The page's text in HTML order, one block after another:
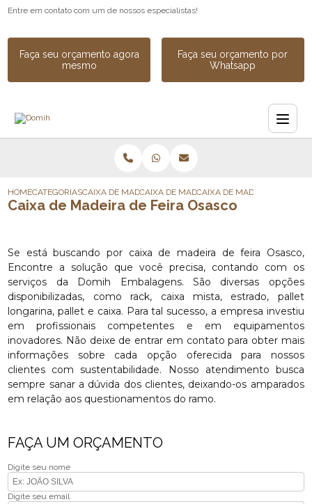
Entre em contato com um de nossos especialistas!
Faça seu orçamento agora
mesmo
Faça seu orçamento por
Whatsapp
HOMECATEGORIASCAIXA DE MADEIRACAIXA DE MADEIRA EM COMPENSADO
CAIXA DE MADEIRA DE FEIRA
Caixa de Madeira de Feira Osasco
Se está buscando por caixa de madeira de feira Osasco,
Encontre a solução que você precisa, contando com os
serviços da Domih Embalagens. São diversas opções
disponibilizadas, como rack, caixa mista, estrado, pallet
longarina, pallet e caixa. Para tal sucesso, a empresa investiu
em profissionais competentes e em equipamentos
inovadores. Não deixe de entrar em contato para obter mais
informações sobre cada opção oferecida para nossos
clientes com sustentabilidade. Nosso atendimento busca
sempre sanar a dúvida dos clientes, deixando-os amparados
em relação aos questionamentos do ramo.
FAÇA UM ORÇAMENTO
Digite seu nome
Digite seu email